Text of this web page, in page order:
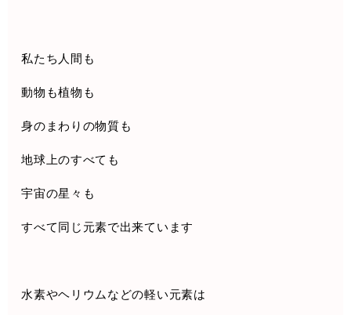
私たち人間も
動物も植物も
身のまわりの物質も
地球上のすべても
宇宙の星々も
すべて同じ元素で出来ています
水素やヘリウムなどの軽い元素は